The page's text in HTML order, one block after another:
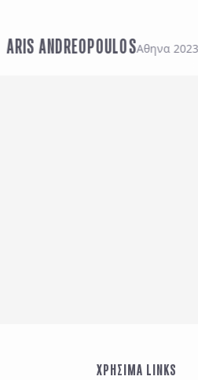
Έχω διαβάσει
Συμμετοχής
Επιθυμώ να
ARIS ANDREOPOULOSΑθηνα 2023
ΧΡΗΣΙΜΑ LINKS